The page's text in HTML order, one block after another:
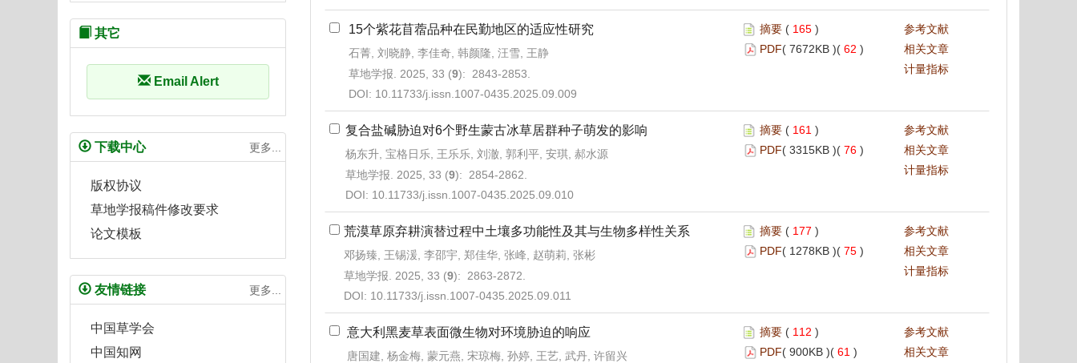
15个紫花苜蓿品种在民勤地区的适应性研究
石菁, 刘晓静, 李佳奇, 韩颜隆, 汪雪, 王静
草地学报. 2025, 33 (9): 2843-2853.
DOI: 10.11733/j.issn.1007-0435.2025.09.009
摘要 ( 165 )
PDF( 7672KB )( 62 )
参考文献
相关文章
计量指标
复合盐碱胁迫对6个野生蒙古冰草居群种子萌发的影响
杨东升, 宝格日乐, 王乐乐, 刘澈, 郭利平, 安琪, 郝水源
草地学报. 2025, 33 (9): 2854-2862.
DOI: 10.11733/j.issn.1007-0435.2025.09.010
摘要 ( 161 )
PDF( 3315KB )( 76 )
参考文献
相关文章
计量指标
荒漠草原弃耕演替过程中土壤多功能性及其与生物多样性关系
邓扬臻, 王锡湲, 李邵宇, 郑佳华, 张峰, 赵萌莉, 张彬
草地学报. 2025, 33 (9): 2863-2872.
DOI: 10.11733/j.issn.1007-0435.2025.09.011
摘要 ( 177 )
PDF( 1278KB )( 75 )
参考文献
相关文章
计量指标
意大利黑麦草表面微生物对环境胁迫的响应
唐国建, 杨金梅, 蒙元燕, 宋琼梅, 孙婷, 王艺, 武丹, 许留兴
摘要 ( 112 )
PDF( 900KB )( 61 )
参考文献
相关文章
其它
Email Alert
下载中心 更多...
版权协议
草地学报稿件修改要求
论文模板
友情链接 更多...
中国草学会
中国知网